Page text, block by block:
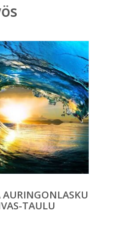
AURINGONLASKU
TAULU